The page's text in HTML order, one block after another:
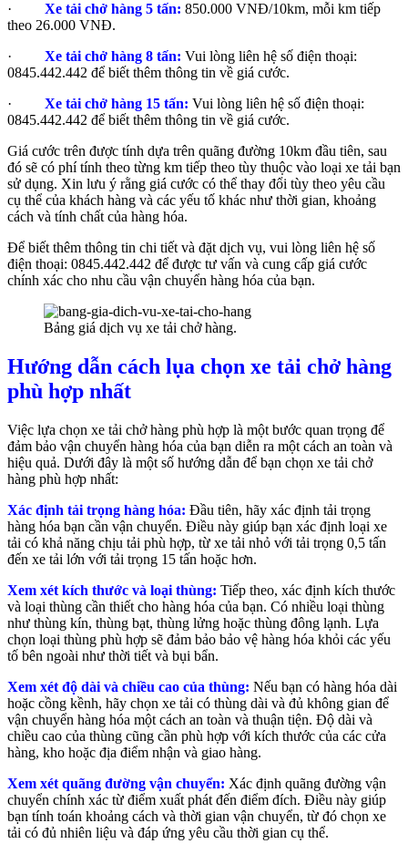
· Xe tải chở hàng 5 tấn: 850.000 VNĐ/10km, mỗi km tiếp
theo 26.000 VNĐ.
· Xe tải chở hàng 8 tấn: Vui lòng liên hệ số điện thoại:
0845.442.442 để biết thêm thông tin về giá cước.
·
Xe tải chở hàng 15 tấn: Vui lòng liên hệ số điện thoại:
0845.442.442 để biết thêm thông tin về giá cước.
Giá cước trên được tính dựa trên quãng đường 10km đầu tiên, sau
đó sẽ có phí tính theo từng km tiếp theo tùy thuộc vào loại xe tải bạn
sử dụng. Xin lưu ý rằng giá cước có thể thay đổi tùy theo yêu cầu
cụ thể của khách hàng và các yếu tố khác như thời gian, khoảng
cách và tính chất của hàng hóa.
Để biết thêm thông tin chi tiết và đặt dịch vụ, vui lòng liên hệ số
điện thoại: 0845.442.442 để được tư vấn và cung cấp giá cước
chính xác cho nhu cầu vận chuyển hàng hóa của bạn.
Bảng giá dịch vụ xe tải chở hàng.
Hướng dẫn cách lụa chọn xe tải chở hàng
phù hợp nhất
Việc lựa chọn xe tải chở hàng phù hợp là một bước quan trọng để
đảm bảo vận chuyển hàng hóa của bạn diễn ra một cách an toàn và
hiệu quả. Dưới đây là một số hướng dẫn để bạn chọn xe tải chở
hàng phù hợp nhất:
Xác định tải trọng hàng hóa: Đầu tiên, hãy xác định tải trọng
hàng hóa bạn cần vận chuyển. Điều này giúp bạn xác định loại xe
tải có khả năng chịu tải phù hợp, từ xe tải nhỏ với tải trọng 0,5 tấn
đến xe tải lớn với tải trọng 15 tấn hoặc hơn.
Xem xét kích thước và loại thùng: Tiếp theo, xác định kích thước
và loại thùng cần thiết cho hàng hóa của bạn. Có nhiều loại thùng
như thùng kín, thùng bạt, thùng lửng hoặc thùng đông lạnh. Lựa
chọn loại thùng phù hợp sẽ đảm bảo bảo vệ hàng hóa khỏi các yếu
tố bên ngoài như thời tiết và bụi bẩn.
Xem xét độ dài và chiều cao của thùng: Nếu bạn có hàng hóa dài
hoặc cồng kềnh, hãy chọn xe tải có thùng dài và đủ không gian để
vận chuyển hàng hóa một cách an toàn và thuận tiện. Độ dài và
chiều cao của thùng cũng cần phù hợp với kích thước của các cửa
hàng, kho hoặc địa điểm nhận và giao hàng.
Xem xét quãng đường vận chuyển: Xác định quãng đường vận
chuyển chính xác từ điểm xuất phát đến điểm đích. Điều này giúp
bạn tính toán khoảng cách và thời gian vận chuyển, từ đó chọn xe
tải có đủ nhiên liệu và đáp ứng yêu cầu thời gian cụ thể.